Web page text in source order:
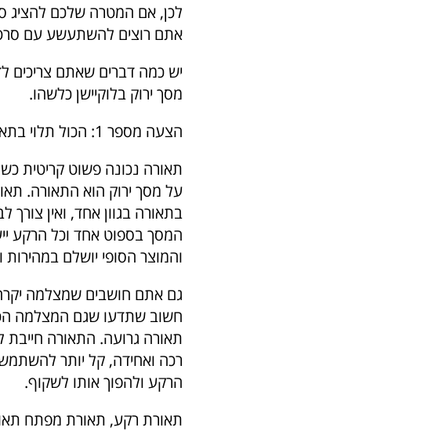
לכן, אם המטרה שלכם להציג
אתם רוצים להשתעשע עם
יש כמה דברים שאתם צריכים
מסך ירוק בלוקיישן כלשהו.
הצעה מספר 1: הכול תלוי בתאורה
תאורה נכונה פשוט קריטית
על מסך ירוק הוא התאורה.
בתאורה בגוון אחד, ואין
המסך בספוט אחד וכל הרקע
והמוצר הסופי יושלם במהירות
גם אתם חושבים שמצלמה
חשוב שתדעו שגם המצלמה
תאורה גרועה. התאורה חייבת
הרקע ולהפוך אותו לשקוף.
תאורת רקע, תאורת מפתח